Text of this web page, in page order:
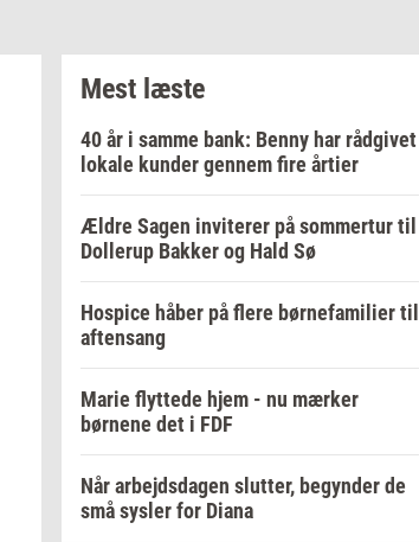
Mest læste
40 år i samme bank: Benny har rådgivet
lokale kunder gennem fire årtier
Ældre Sagen inviterer på sommertur til
Dollerup Bakker og Hald Sø
Hospice håber på flere børnefamilier til
aftensang
Marie flyttede hjem - nu mærker
børnene det i FDF
Når arbejdsdagen slutter, begynder de
små sysler for Diana